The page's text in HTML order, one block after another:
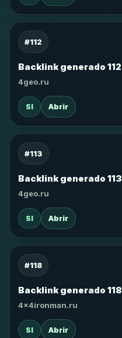
#112
Backlink generado 112
4geo.ru
SI Abrir
#113
Backlink generado 113
4geo.ru
SI Abrir
#118
Backlink generado 118
4x4ironman.ru
SI Abrir